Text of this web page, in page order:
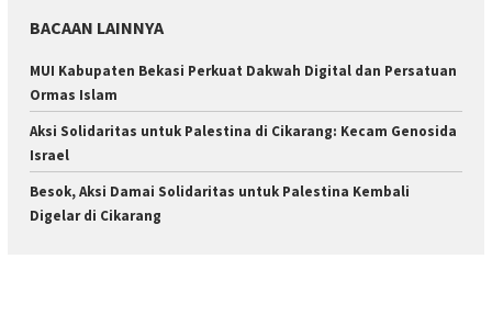
BACAAN LAINNYA
MUI Kabupaten Bekasi Perkuat Dakwah Digital dan Persatuan
Ormas Islam
Aksi Solidaritas untuk Palestina di Cikarang: Kecam Genosida
Israel
Besok, Aksi Damai Solidaritas untuk Palestina Kembali
Digelar di Cikarang